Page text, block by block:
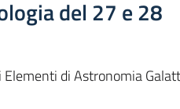
del 27 e 28
di Astronomia